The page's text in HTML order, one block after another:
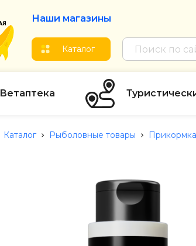
Наши магазины
Каталог
Ветаптека
Каталог Рыболовные товары